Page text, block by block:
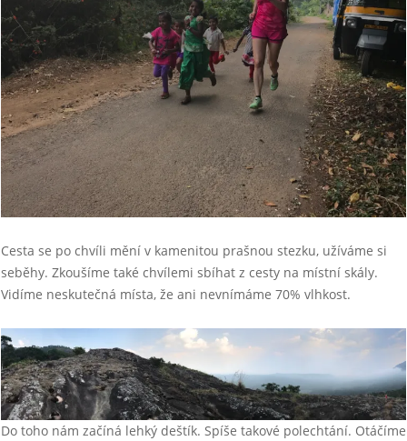
Cesta se po chvíli mění v kamenitou prašnou stezku, užíváme si
seběhy. Zkoušíme také chvílemi sbíhat z cesty na místní skály.
Vidíme neskutečná místa, že ani nevnímáme 70% vlhkost.
Do toho nám začíná lehký deštík. Spíše takové polechtání. Otáčíme